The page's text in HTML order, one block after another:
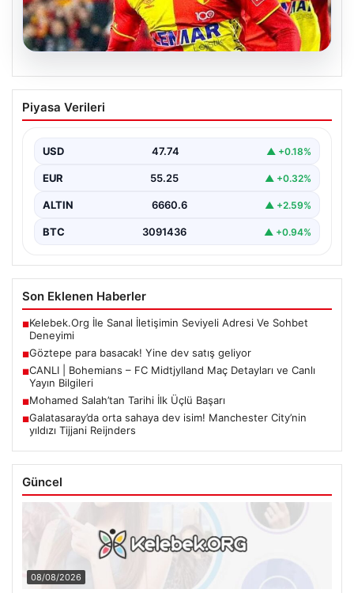
07.08.2026
Göztepe para basacak! Yine dev satış
geliyor
Piyasa Verileri
USD 47.74 ▲ +0.18%
EUR 55.25 ▲ +0.32%
ALTIN 6660.6 ▲ +2.59%
BTC 3091436 ▲ +0.94%
Son Eklenen Haberler
■Kelebek.Org İle Sanal İletişimin Seviyeli Adresi Ve Sohbet
Deneyimi
■Göztepe para basacak! Yine dev satış geliyor
■CANLI | Bohemians – FC Midtjylland Maç Detayları ve Canlı
Yayın Bilgileri
■Mohamed Salah’tan Tarihi İlk Üçlü Başarı
■Galatasaray’da orta sahaya dev isim! Manchester City’nin
yıldızı Tijjani Reijnders
Güncel
08/08/2026